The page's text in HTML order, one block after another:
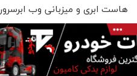
هاست ابری و میزبانی وب ابرسرور